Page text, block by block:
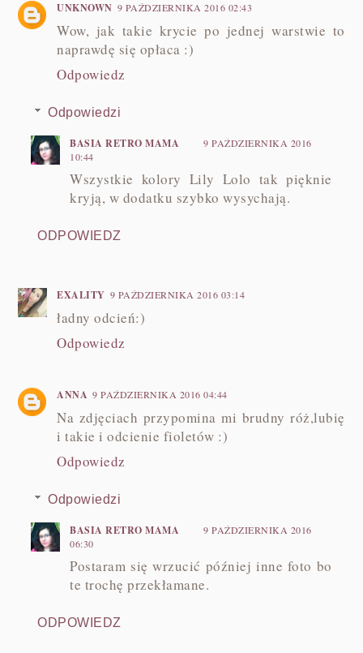
UNKNOWN 9 PAŹDZIERNIKA 2016 02:43
Wow, jak takie krycie po jednej warstwie to
naprawdę się opłaca :)
Odpowiedz
Odpowiedzi
BASIA RETRO MAMA
9 PAŹDZIERNIKA 2016
10:44
Wszystkie kolory Lily Lolo tak pięknie
kryją, w dodatku szybko wysychają.
ODPOWIEDZ
EXALITY 9 PAŹDZIERNIKA 2016 03:14
ładny odcień:)
Odpowiedz
ANNA 9 PAŹDZIERNIKA 2016 04:44
Na zdjęciach przypomina mi brudny róż,lubię
i takie i odcienie fioletów :)
Odpowiedz
Odpowiedzi
BASIA RETRO MAMA
9 PAŹDZIERNIKA 2016
06:30
Postaram się wrzucić później inne foto bo
te trochę przekłamane.
ODPOWIEDZ